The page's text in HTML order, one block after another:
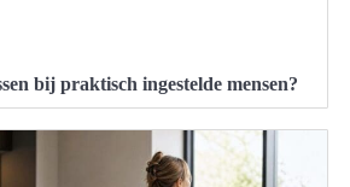
bij praktisch ingestelde mensen?